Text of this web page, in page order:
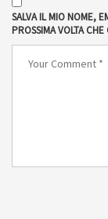
SALVA IL MIO NOME,
PROSSIMA VOLTA